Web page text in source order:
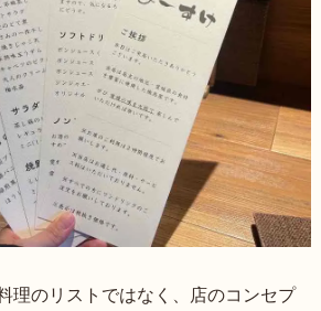
理のリストではなく、店のコンセプ